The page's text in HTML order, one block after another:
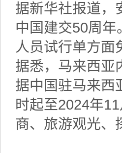
据新华社报道，
中国建交50周
人员试行单方面
据悉，马来西亚
据中国驻马来西
时起至2024年
商、旅游观光、